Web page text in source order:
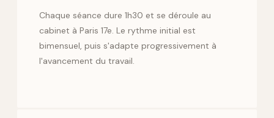
Chaque séance dure 1h30 et se déroule au
cabinet à Paris 17e. Le rythme initial est
bimensuel, puis s'adapte progressivement à
l'avancement du travail.